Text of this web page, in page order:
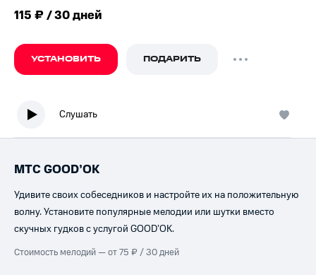
115 ₽ / 30 дней
УСТАНОВИТЬ ПОДАРИТЬ
Слушать
МТС GOOD’OK
Удивите своих собеседников и настройте их на положительную
волну. Установите популярные мелодии или шутки вместо
скучных гудков с услугой GOOD’OK.
Стоимость мелодий — от 75 ₽ / 30 дней